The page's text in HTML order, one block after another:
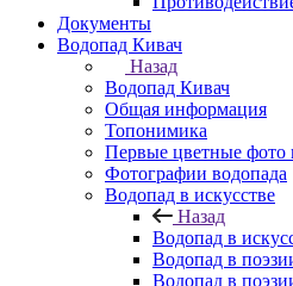
Документы
Водопад Кивач
Назад
Водопад Кивач
Общая информация
Топонимика
Первые цветные фото
Фотографии водопада
Водопад в искусстве
Назад
Водопад в
Водопад в
Водопад в